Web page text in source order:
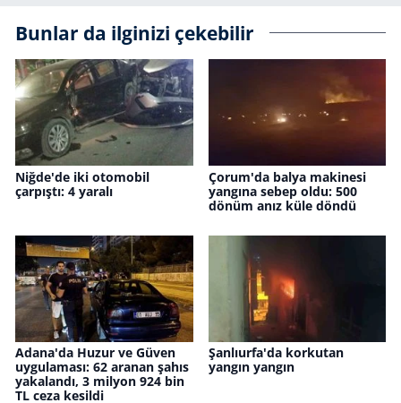
Bunlar da ilginizi çekebilir
Niğde'de iki otomobil
çarpıştı: 4 yaralı
Çorum'da balya makinesi
yangına sebep oldu: 500
dönüm anız küle döndü
Adana'da Huzur ve Güven
uygulaması: 62 aranan şahıs
yakalandı, 3 milyon 924 bin
TL ceza kesildi
Şanlıurfa'da korkutan
yangın yangın